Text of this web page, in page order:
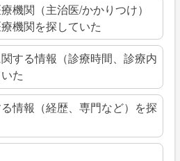
機関（主治医/かかりつけ）
機関を探していた
する情報（診療時間、診療内
た
情報（経歴、専門など）を探